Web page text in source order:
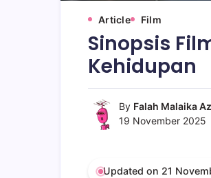
Article Film
Sinopsis
Kehidupan
By Falah Malaika
19 November 2025
Updated on 21